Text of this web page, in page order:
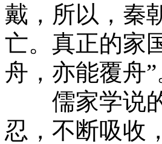
戴，所以，秦
亡。真正的家
舟，亦能覆舟”
儒家学说的
忍，不断吸收